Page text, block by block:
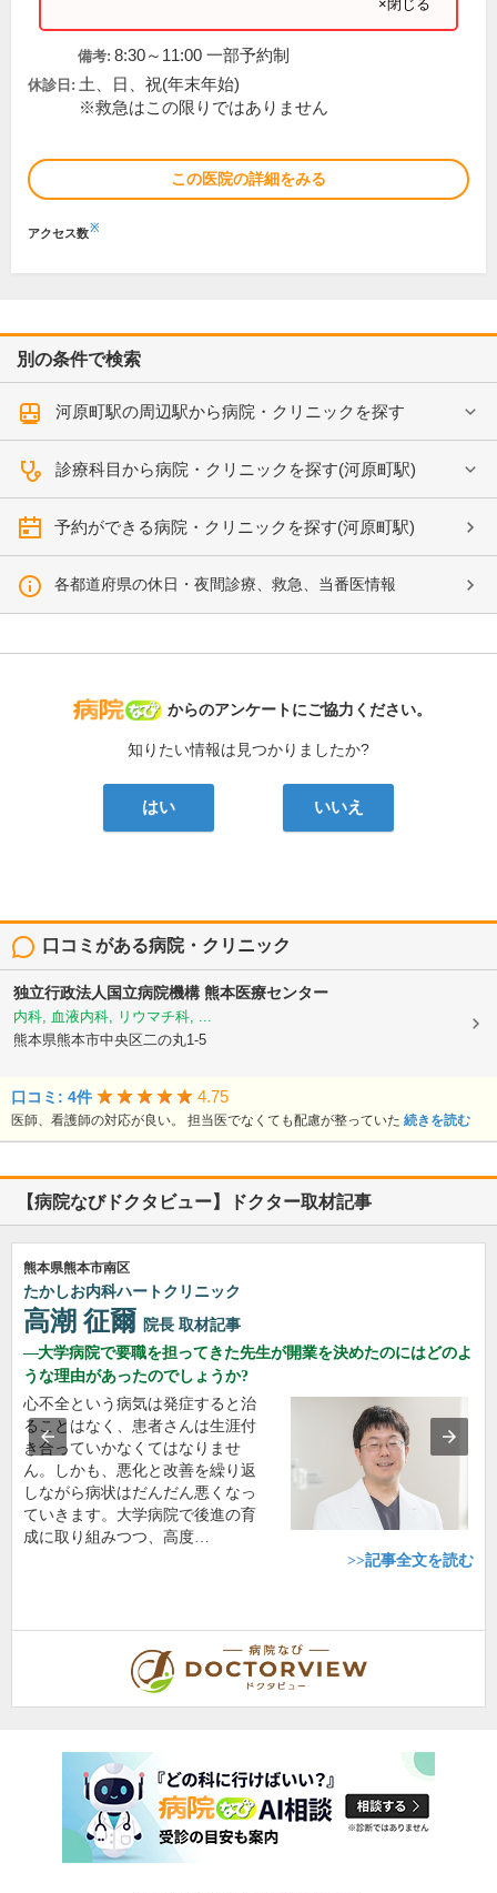
×閉じる
備考: 8:30～11:00 一部予約制
休診日: 土、日、祝(年末年始)
※救急はこの限りではありません
この医院の詳細をみる
アクセス数※
別の条件で検索
河原町駅の周辺駅から病院・クリニックを探す
診療科目から病院・クリニックを探す(河原町駅)
予約ができる病院・クリニックを探す(河原町駅)
各都道府県の休日・夜間診療、救急、当番医情報
病院なび
からのアンケートにご協力ください。
知りたい情報は見つかりましたか?
はい いいえ
口コミがある病院・クリニック
独立行政法人国立病院機構熊本医療センター
内科, 血液内科, リウマチ科, ...
熊本県熊本市中央区二の丸1-5
口コミ: 4件 4.75
医師、看護師の対応が良い。 担当医でなくても配慮が整っていた 続きを読む
【病院なびドクタビュー】ドクター取材記事
熊本県熊本市南区
たかしお内科ハートクリニック
高潮 征爾 院長 取材記事
大学病院で要職を担ってきた先生が開業を決めたのにはどのよ
うな理由があったのでしょうか?
心不全という病気は発症すると治
ることはなく、患者さんは生涯付
き合っていかなくてはなりませ
ん。しかも、悪化と改善を繰り返
しながら病状はだんだん悪くなっ
ていきます。大学病院で後進の育
成に取り組みつつ、高度…
>>記事全文を読む